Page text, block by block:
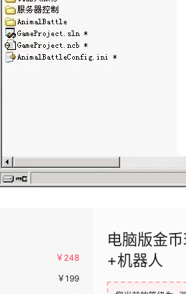
￥ 248
￥199
电脑版金
+机器人